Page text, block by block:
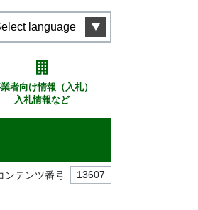
language
者向け情報（入札）
入札情報など
ンテンツ番号 13607